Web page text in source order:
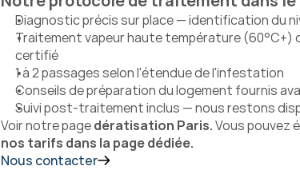
Diagnostic précis sur place — identification du
Traitement vapeur haute température (60°C+)
certifié
1 à 2 passages selon l'étendue de l'infestation
Conseils de préparation du logement fournis
Suivi post-traitement inclus — nous restons
Voir notre page dératisation Paris. Vous pouvez
nos tarifs dans la page dédiée.
Nous contacter